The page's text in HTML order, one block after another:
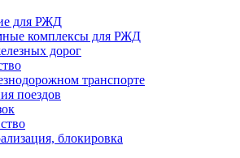
для РЖД
комплексы для РЖД
дорог
транспорте
поездов
блокировка